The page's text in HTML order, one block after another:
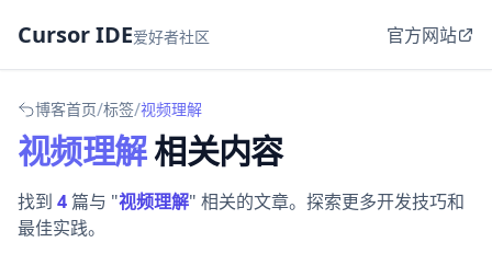
Cursor IDE爱好者社区 官方网站
博客首页/标签/视频理解
视频理解相关内容
找到 4篇与 "视频理解" 相关的文章。探索更多开发技巧和
最佳实践。